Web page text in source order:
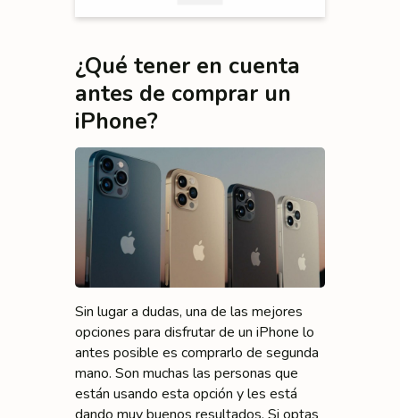
¿Qué tener en cuenta
antes de comprar un
iPhone?
Sin lugar a dudas, una de las mejores
opciones para disfrutar de un iPhone lo
antes posible es comprarlo de segunda
mano. Son muchas las personas que
están usando esta opción y les está